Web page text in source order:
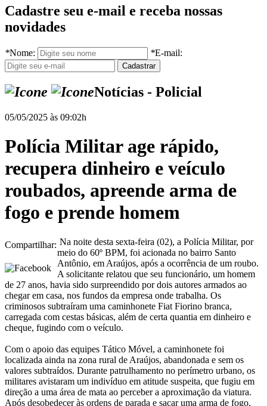
Cadastre seu e-mail e receba nossas
novidades
*Nome: *E-mail:
Notícias - Policial
05/05/2025 às 09:02h
Polícia Militar age rápido,
recupera dinheiro e veículo
roubados, apreende arma de
fogo e prende homem
Compartilhar: Na noite desta sexta-feira (02), a Polícia Militar, por
meio do 60º BPM, foi acionada no bairro Santo
Antônio, em Araújos, após a ocorrência de um roubo.
A solicitante relatou que seu funcionário, um homem
de 27 anos, havia sido surpreendido por dois autores armados ao
chegar em casa, nos fundos da empresa onde trabalha. Os
criminosos subtraíram uma caminhonete Fiat Fiorino branca,
carregada com cestas básicas, além de certa quantia em dinheiro e
cheque, fugindo com o veículo.
Com o apoio das equipes Tático Móvel, a caminhonete foi
localizada ainda na zona rural de Araújos, abandonada e sem os
valores subtraídos. Durante patrulhamento no perímetro urbano, os
militares avistaram um indivíduo em atitude suspeita, que fugiu em
direção a uma área de mata ao perceber a aproximação da viatura.
Após desobedecer às ordens de parada e sacar uma arma de fogo,